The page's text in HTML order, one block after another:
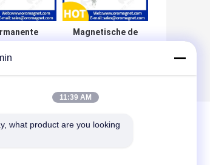
van het
Magnetische de
Lage Intensiteit
ACHTER
11:39 AM
what product are you looking